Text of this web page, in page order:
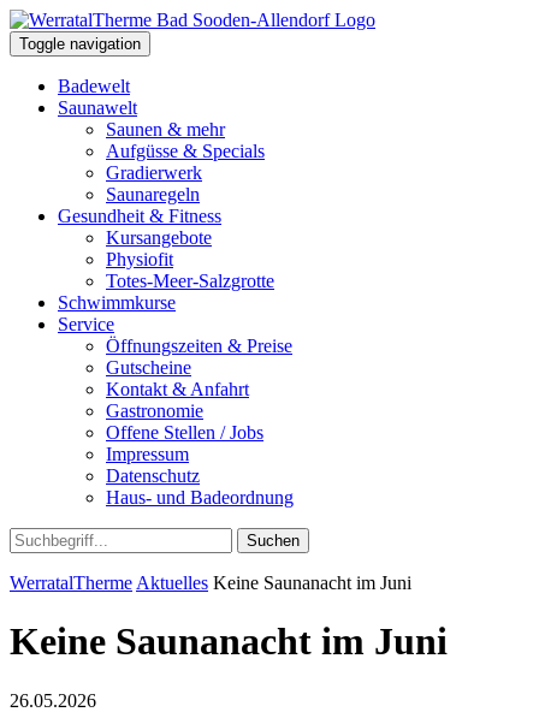
Toggle navigation
Badewelt
Saunawelt
Saunen & mehr
Aufgüsse & Specials
Gradierwerk
Saunaregeln
Gesundheit & Fitness
Kursangebote
Physiofit
Totes-Meer-Salzgrotte
Schwimmkurse
Service
Öffnungszeiten & Preise
Gutscheine
Kontakt & Anfahrt
Gastronomie
Offene Stellen / Jobs
Impressum
Datenschutz
Haus- und Badeordnung
Suchen
WerratalTherme Aktuelles Keine Saunanacht im Juni
Keine Saunanacht im Juni
26.05.2026